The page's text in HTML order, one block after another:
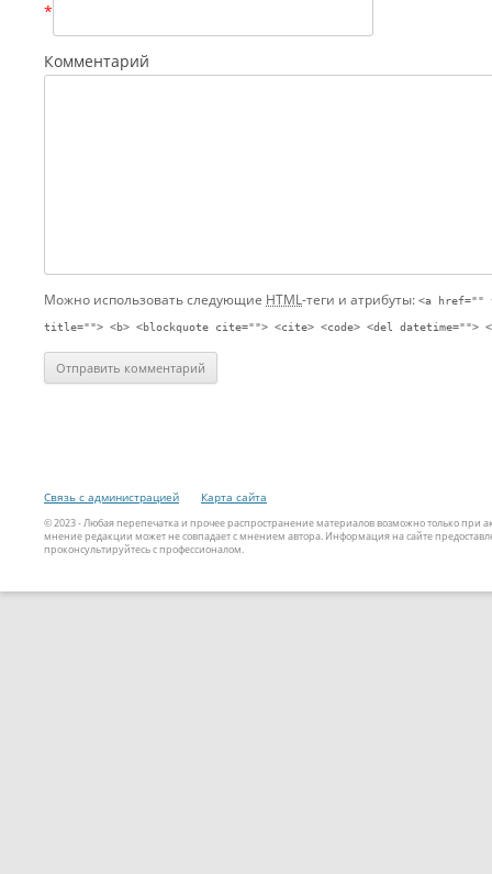
*
Комментарий
Можно использовать следующие HTML-теги и атрибуты: <a href=""
title=""> <b> <blockquote cite=""> <cite> <code> <del datetime="">
Связь с администрацией Карта сайта
© 2023 - Любая перепечатка и прочее распространение материалов возможно только
мнение редакции может не совпадает с мнением автора. Информация на сайте
проконсультируйтесь с профессионалом.